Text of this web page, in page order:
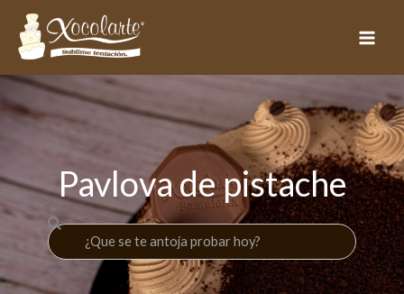
contenido
Pavlova de pistache
Buscar